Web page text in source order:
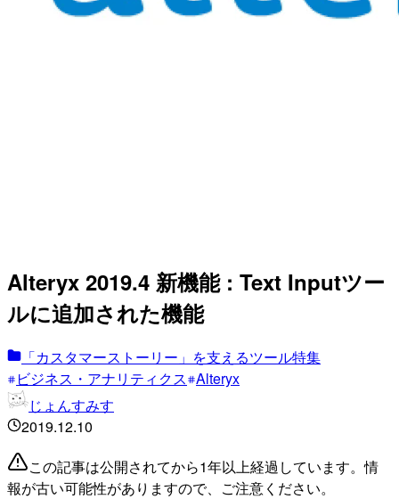
Alteryx 2019.4 新機能 : Text Inputツー
ルに追加された機能
「カスタマーストーリー」を支えるツール特集
ビジネス・アナリティクス Alteryx
じょんすみす
2019.12.10
この記事は公開されてから1年以上経過しています。情
報が古い可能性がありますので、ご注意ください。